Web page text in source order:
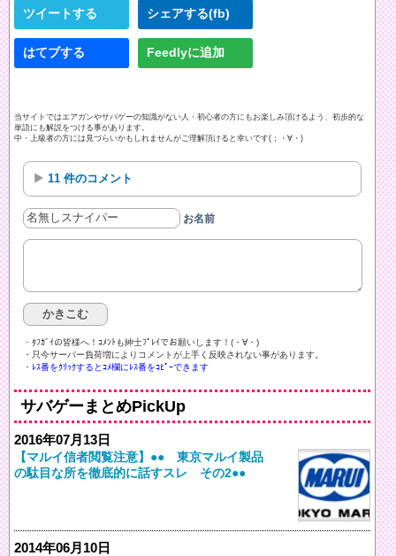
ツイートする シェアする(fb)
はてブする Feedlyに追加
当サイトではエアガンやサバゲーの知識がない人・初心者の方にもお楽しみ頂けるよう、初歩的な
単語にも解説をつける事があります。
中・上級者の方には見づらいかもしれませんがご理解頂けると幸いです(；・∀・)
11 件のコメント
お名前
・ﾀﾌｶﾞｲの皆様へ！ｺﾒﾝﾄも紳士ﾌﾟﾚｲでお願いします！(・∀・)ゞ
・只今サーバー負荷増によりコメントが上手く反映されない事があります。
・ﾚｽ番をｸﾘｯｸするとｺﾒ欄にﾚｽ番をｺﾋﾟｰできます
サバゲーまとめPickUp
2016年07月13日
【マルイ信者閲覧注意】●● 東京マルイ製品
の駄目な所を徹底的に話すスレ その2●●
2014年06月10日